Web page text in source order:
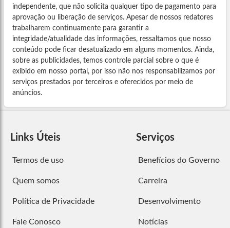
independente, que não solicita qualquer tipo de pagamento para
aprovação ou liberação de serviços. Apesar de nossos redatores
trabalharem continuamente para garantir a
integridade/atualidade das informações, ressaltamos que nosso
conteúdo pode ficar desatualizado em alguns momentos. Ainda,
sobre as publicidades, temos controle parcial sobre o que é
exibido em nosso portal, por isso não nos responsabilizamos por
serviços prestados por terceiros e oferecidos por meio de
anúncios.
Links Úteis
Termos de uso
Quem somos
Política de Privacidade
Fale Conosco
Serviços
Benefícios do Governo
Carreira
Desenvolvimento
Notícias